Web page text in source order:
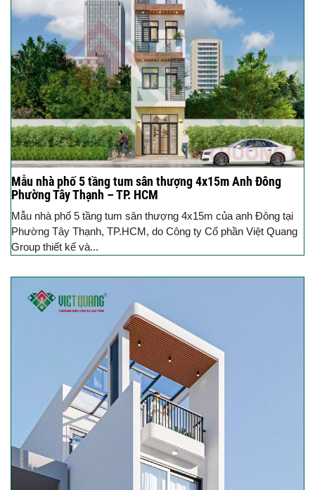
Mẫu nhà phố 5 tầng tum sân thượng 4x15m Anh Đông
Phường Tây Thạnh – TP. HCM
Mẫu nhà phố 5 tầng tum sân thượng 4x15m của anh Đông tại
Phường Tây Thạnh, TP.HCM, do Công ty Cổ phần Việt Quang
Group thiết kế và...